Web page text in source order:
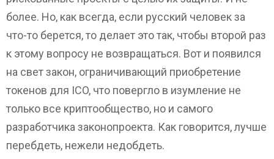
более. Но, как всегда, если русский человек за
что-то берется, то делает это так, чтобы второй раз
к этому вопросу не возвращаться. Вот и появился
на свет закон, ограничивающий приобретение
токенов для ICO, что повергло в изумление не
только все криптообщество, но и самого
разработчика законопроекта. Как говорится, лучше
перебдеть, нежели недобдеть.